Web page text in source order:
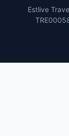
Estlive